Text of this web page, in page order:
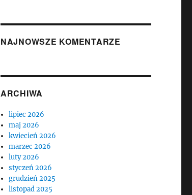
NAJNOWSZE KOMENTARZE
ARCHIWA
lipiec 2026
maj 2026
kwiecień 2026
marzec 2026
luty 2026
styczeń 2026
grudzień 2025
listopad 2025